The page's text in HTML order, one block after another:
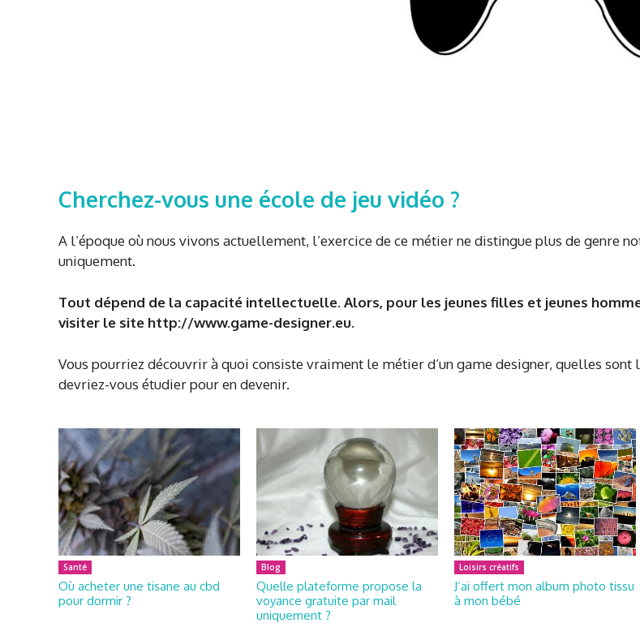
Cherchez-vous une école de jeu vidéo ?
A l’époque où nous vivons actuellement, l’exercice de ce métier ne distingue plus de genre
uniquement.
Tout dépend de la capacité intellectuelle. Alors, pour les jeunes filles et jeunes
visiter le site http://www.game-designer.eu.
Vous pourriez découvrir à quoi consiste vraiment le métier d’un game designer, quelles
devriez-vous étudier pour en devenir.
Santé
Où acheter une tisane au cbd
pour dormir ?
Blog
Quelle plateforme propose la
voyance gratuite par mail
uniquement ?
Loisirs créatifs
J’ai offert mon album photo tissu
à mon bébé